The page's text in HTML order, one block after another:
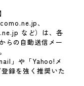
、
など）は、各
らの自動送信メー
」や「Yahoo!メ
録を強く推奨いた